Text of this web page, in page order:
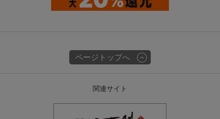
ページトップへ
関連サイト